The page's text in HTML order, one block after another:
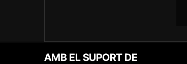
AMB EL SUPORT DE